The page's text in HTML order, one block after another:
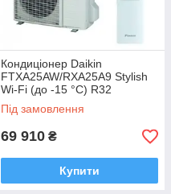
Кондиціонер Daikin
FTXA25AW/RXA25A9 Stylish
Wi-Fi (до -15 °C) R32
Під замовлення
69 910 ₴
Купити